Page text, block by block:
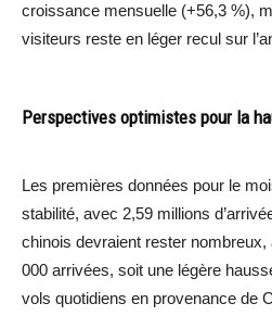
croissance mensuelle (+56,3 %),
visiteurs reste en léger recul sur
Perspectives optimistes pour la
Les premières données pour le
stabilité, avec 2,59 millions
chinois devraient rester
000 arrivées, soit une légère
vols quotidiens en provenance de